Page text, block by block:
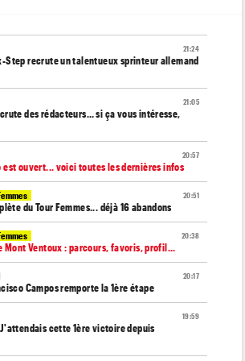
21:24
Step recrute un talentueux sprinteur allemand
21:05
des rédacteurs… si ça vous intéresse,
20:57
est ouvert... voici toutes les dernières infos
20:51
du Tour Femmes... déjà 16 abandons
20:38
Mont Ventoux : parcours, favoris, profil…
20:17
Campos remporte la 1ère étape
19:59
cette 1ère victoire depuis